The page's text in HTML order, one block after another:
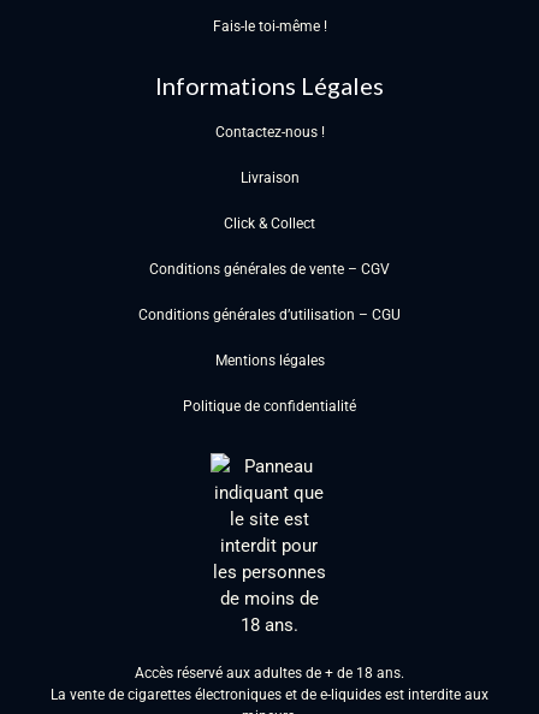
Fais-le toi-même !
Informations Légales
Contactez-nous !
Livraison
Click & Collect
Conditions générales de vente – CGV
Conditions générales d’utilisation – CGU
Mentions légales
Politique de confidentialité
Accès réservé aux adultes de + de 18 ans.
La vente de cigarettes électroniques et de e-liquides est interdite aux